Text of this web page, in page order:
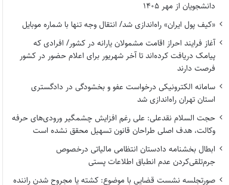
دانشجویان از مهر ۱۴۰۵
«کیف پول ایران» راه‌اندازی شد/ انتقال وجه تنها با شماره موبایل
آغاز فرایند احراز اقامت مشمولان یارانه در کشور/ افرادی که
پیامک دریافت کرده‌اند تا آخر شهریور برای اعلام حضور در کشور
فرصت دارند
سامانه الکترونیکی درخواست عفو و بخشودگی در دادگستری
استان تهران راه‌اندازی شد
حجت السلام نقدعلی: علی رغم افزایش چشمگیر ورودی‌های حرفه
وکالت، هدف اصلی طراحان قانون تسهیل محقق نشده است
ابطال بخشنامه دادستان انتظامی مالیاتی درخصوص
جرم‌تلقی‌کردن عدم انطباق اطلاعات پستی
صورتجلسه نشست قضایی با موضوع: کشته یا مجروح شدن راننده